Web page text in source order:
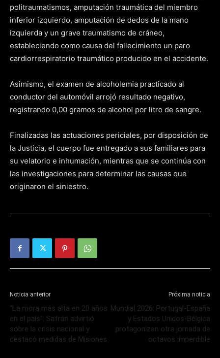
politraumatismos, amputación traumática del miembro
inferior izquierdo, amputación de dedos de la mano
izquierda y un grave traumatismo de cráneo,
estableciendo como causa del fallecimiento un paro
cardiorrespiratorio traumático producido en el accidente.
Asimismo, el examen de alcoholemia practicado al
conductor del automóvil arrojó resultado negativo,
registrando 0,00 gramos de alcohol por litro de sangre.
Finalizadas las actuaciones periciales, por disposición de
la Justicia, el cuerpo fue entregado a sus familiares para
su velatorio e inhumación, mientras que se continúa con
las investigaciones para determinar las causas que
originaron el siniestro.
Noticia anterior
“La mora más alta en 20 años
en el país”: Safrán advirtió
sobre la crisis nacional y
destacó medidas de Misiones
Próxima noticia
Mundial 2026: Portugal-España
y Estados Unidos-Bélgica
protagonizan otra jornada de
octavos imperdible